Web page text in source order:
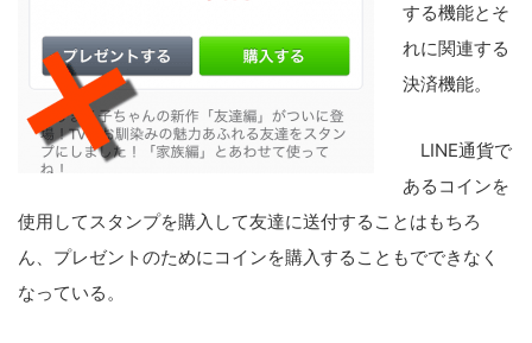
する機能とそ
れに関連する
決済機能。
LINE通貨で
あるコインを
使用してスタンプを購入して友達に送付することはもちろ
ん、プレゼントのためにコインを購入することもでできなく
なっている。